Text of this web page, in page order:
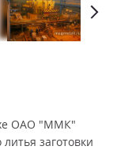
ОАО "ММК"
заготовки